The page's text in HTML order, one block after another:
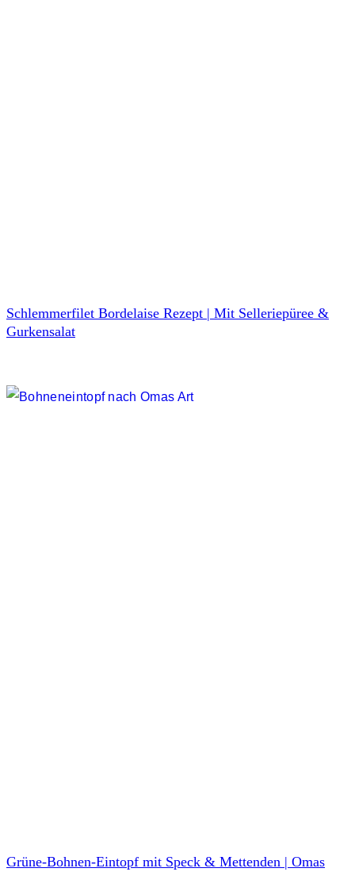
Schlemmerfilet Bordelaise Rezept | Mit Selleriepüree &
Gurkensalat
Grüne-Bohnen-Eintopf mit Speck & Mettenden | Omas